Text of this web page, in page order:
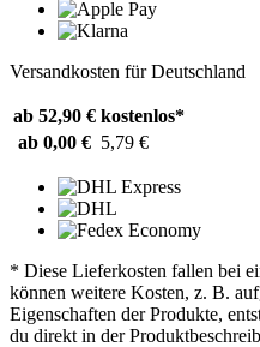
Versandkosten für Deutschland
ab 52,90 € kostenlos*
ab 0,00 € 5,79 €
* Diese Lieferkosten fallen bei
können weitere Kosten, z. B.
Eigenschaften der Produkte,
du direkt in der